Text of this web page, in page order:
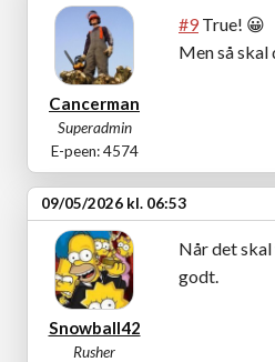
Cancerman
Superadmin
E-peen: 4574
#9 True! 😀
Men så skal
09/05/2026 kl. 06:53
Snowball42
Rusher
Når det
godt.